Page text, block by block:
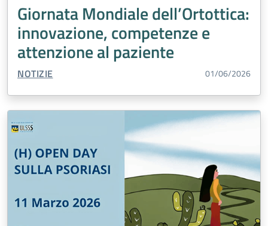
Giornata Mondiale dell’Ortottica:
innovazione, competenze e
attenzione al paziente
TIPO CONTENUTO:
NOTIZIE 01/06/2026